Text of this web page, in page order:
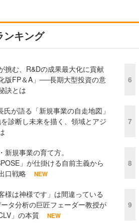
ンキング
挑む、R&Dの成果最大化に貢献
版FP＆A」──長期大型投資の意
訣とは
氏が語る「新規事業の自走地図」
診断し未来を描く、領域とアジ
新規事業の育て方。
」が仕掛ける自前主義から
口戦略
NEW
様は神様です」は間違っている
タ分析の巨匠フェーダー教授が
」の本質
NEW
6
7
8
9